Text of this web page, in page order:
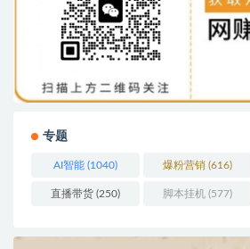
专题
AI智能 (1040) 爆粉营销 (616)
直播带货 (250) 脚本挂机 (577)